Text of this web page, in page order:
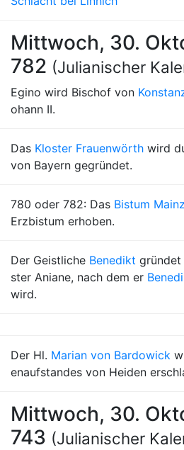
Mittwoch, 30.
782 (Julianischer
Egino wird Bischof von
ohann II.
Das Kloster Frauenwörth wird
von Bayern gegründet.
780 oder 782: Das Bistum Mainz
Erzbistum erhoben.
Der Geistliche Benedikt gründet
ster Aniane, nach dem er
wird.
Der Hl. Marian von Bardowick
enaufstandes von Heiden
Mittwoch, 30.
743 (Julianischer